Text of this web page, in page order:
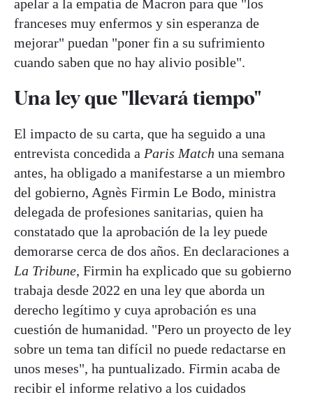
apelar a la empatía de Macron para que "los
franceses muy enfermos y sin esperanza de
mejorar" puedan "poner fin a su sufrimiento
cuando saben que no hay alivio posible".
Una ley que "llevará tiempo"
El impacto de su carta, que ha seguido a una
entrevista concedida a Paris Match una semana
antes, ha obligado a manifestarse a un miembro
del gobierno, Agnès Firmin Le Bodo, ministra
delegada de profesiones sanitarias, quien ha
constatado que la aprobación de la ley puede
demorarse cerca de dos años. En declaraciones a
La Tribune, Firmin ha explicado que su gobierno
trabaja desde 2022 en una ley que aborda un
derecho legítimo y cuya aprobación es una
cuestión de humanidad. "Pero un proyecto de ley
sobre un tema tan difícil no puede redactarse en
unos meses", ha puntualizado. Firmin acaba de
recibir el informe relativo a los cuidados